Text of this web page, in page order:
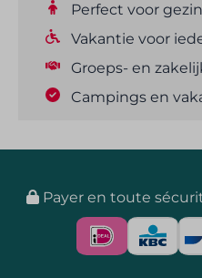
Perfect voor
Vakantie voor
Groeps- en
Campings en
Payer en toute